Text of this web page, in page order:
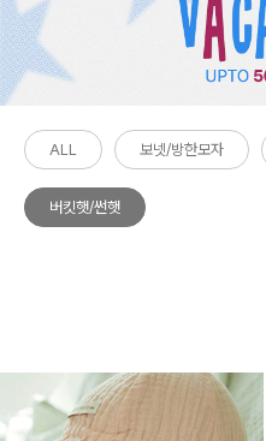
ALL 보넷/방한모자
버킷햇/썬햇